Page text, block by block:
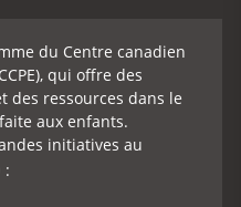
du Centre canadien
qui offre des
des ressources dans le
aux enfants.
initiatives au
: